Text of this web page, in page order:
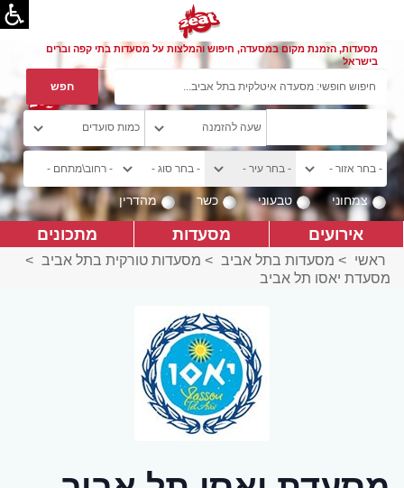
מסעדות, הזמנת מקום במסעדה, חיפוש והמלצות על מסעדות בתי קפה וברים
בישראל
צמחוני טבעוני כשר מהדרין
אירועים מסעדות מתכונים
ראשי > מסעדות בתל אביב > מסעדות טורקית בתל אביב >
מסעדת יאסו תל אביב